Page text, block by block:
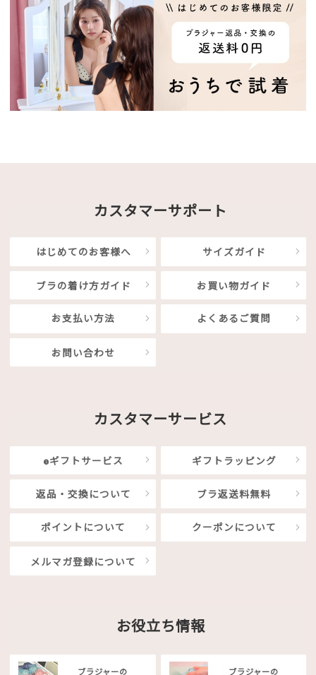
カスタマーサポート
はじめてのお客様へ サイズガイド
ブラの着け方ガイド お買い物ガイド
お支払い方法 よくあるご質問
お問い合わせ
カスタマーサービス
eギフトサービス ギフトラッピング
返品・交換について ブラ返送料無料
ポイントについて クーポンについて
メルマガ登録について
お役立ち情報
ブラジャーの ブラジャーの